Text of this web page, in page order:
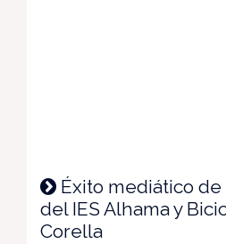
Éxito mediático
del IES Alhama y
Corella